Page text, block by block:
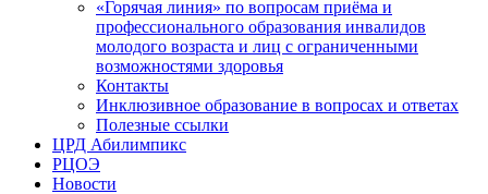
«Горячая линия» по вопросам приёма и
профессионального образования инвалидов
молодого возраста и лиц с ограниченными
возможностями здоровья
Контакты
Инклюзивное образование в вопросах и ответах
Полезные ссылки
ЦРД Абилимпикс
РЦОЭ
Новости